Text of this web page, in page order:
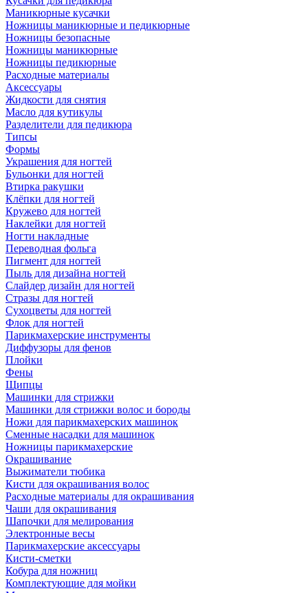
Маникюрные кусачки
Ножницы маникюрные и педикюрные
Ножницы безопасные
Ножницы маникюрные
Ножницы педикюрные
Расходные материалы
Аксессуары
Жидкости для снятия
Масло для кутикулы
Разделители для педикюра
Типсы
Формы
Украшения для ногтей
Бульонки для ногтей
Втирка ракушки
Клёпки для ногтей
Кружево для ногтей
Наклейки для ногтей
Ногти накладные
Переводная фольга
Пигмент для ногтей
Пыль для дизайна ногтей
Слайдер дизайн для ногтей
Стразы для ногтей
Сухоцветы для ногтей
Флок для ногтей
Парикмахерские инструменты
Диффузоры для фенов
Плойки
Фены
Щипцы
Машинки для стрижки
Машинки для стрижки волос и бороды
Ножи для парикмахерских машинок
Сменные насадки для машинок
Ножницы парикмахерские
Окрашивание
Выжиматели тюбика
Кисти для окрашивания волос
Расходные материалы для окрашивания
Чаши для окрашивания
Шапочки для мелирования
Электронные весы
Парикмахерские аксессуары
Кисти-сметки
Кобура для ножниц
Комплектующие для мойки